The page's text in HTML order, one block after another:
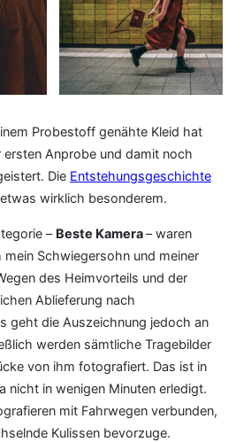
Probestoff genähte Kleid hat
Anprobe und damit noch
Die Entstehungsgeschichte
wirklich besonderem.
– Beste Kamera– waren
mein Schwiegersohn und meiner
des Heimvorteils und der
Ablieferung nach
geht die Auszeichnung jedoch an
werden sämtliche Tragebilder
von ihm fotografiert. Das ist in
nicht in wenigen Minuten erledigt.
mit Fahrwegen verbunden,
Kulissen bevorzuge.